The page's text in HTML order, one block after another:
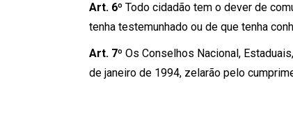
Art. 6º Todo cidadão tem o dever de
tenha testemunhado ou de que tenha
Art. 7º Os Conselhos Nacional,
de janeiro de 1994, zelarão pelo